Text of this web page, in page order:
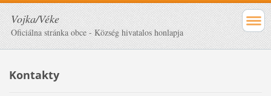
Vojka/Véke
Oficiálna stránka obce - Község hivatalos honlapja
Kontakty